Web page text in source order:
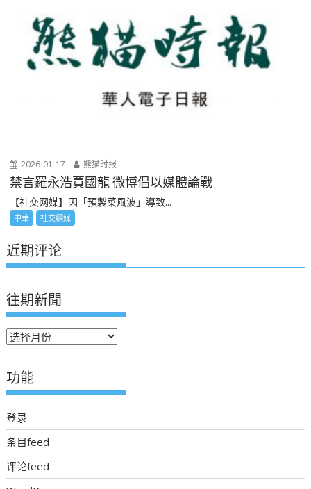
2026-01-17 熊猫时报
禁言羅永浩賈國龍 微博倡以媒體論戰
【社交网媒】因「預製菜風波」導致...
中華 社交網媒
近期评论
往期新聞
往
新
聞
功能
登录
条目feed
评论feed